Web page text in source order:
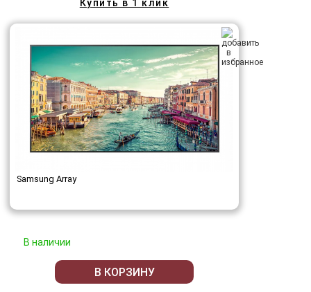
Купить в 1 клик
Samsung Array
В наличии
В КОРЗИНУ